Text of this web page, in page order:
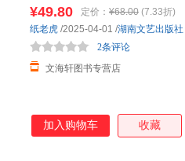
¥49.80 定价： ¥68.00 (7.33折)
文海轩图书专营店
2条评论
纸老虎 /2025-04-01 /湖南文艺出版社
加入购物车 收藏